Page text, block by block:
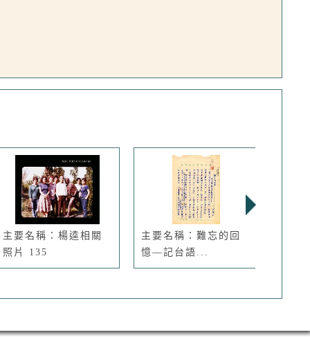
主要名稱：楊逵相關
照片 135
主要名稱：難忘的回
憶—記台語...